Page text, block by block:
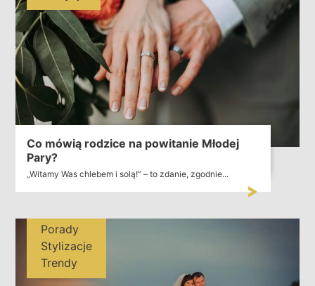
Co mówią rodzice na powitanie Młodej
Pary?
„Witamy Was chlebem i solą!” – to zdanie, zgodnie...
Porady
Stylizacje
Trendy